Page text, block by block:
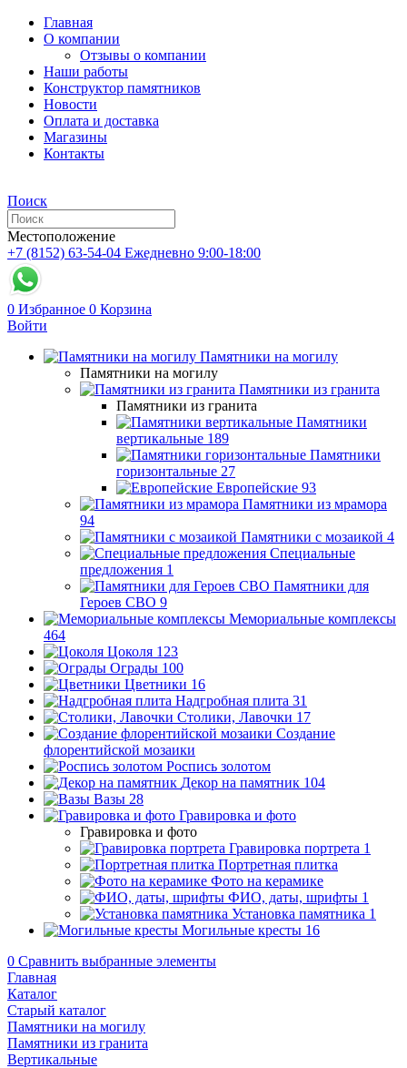
Главная
О компании
Отзывы о компании
Наши работы
Конструктор памятников
Новости
Оплата и доставка
Магазины
Контакты
Поиск
Местоположение
+7 (8152) 63-54-04 Ежедневно 9:00-18:00
0 Избранное 0 Корзина
Войти
Памятники на могилу
Памятники на могилу
Памятники из гранита
Памятники из гранита
Памятники
вертикальные 189
Памятники
горизонтальные 27
Европейские 93
Памятники из мрамора
94
Памятники с мозаикой 4
Специальные
предложения 1
Памятники для
Героев СВО 9
Мемориальные комплексы
464
Цоколя 123
Ограды 100
Цветники 16
Надгробная плита 31
Столики, Лавочки 17
Создание
флорентийской мозаики
Роспись золотом
Декор на памятник 104
Вазы 28
Гравировка и фото
Гравировка и фото
Гравировка портрета 1
Портретная плитка
Фото на керамике
ФИО, даты, шрифты 1
Установка памятника 1
Могильные кресты 16
0 Сравнить выбранные элементы
Главная
Каталог
Старый каталог
Памятники на могилу
Памятники из гранита
Вертикальные